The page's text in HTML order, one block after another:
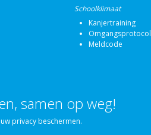
Schoolklimaat
Kanjertraining
Omgangsprotocol
Meldcode
samen op weg!
privacy beschermen.